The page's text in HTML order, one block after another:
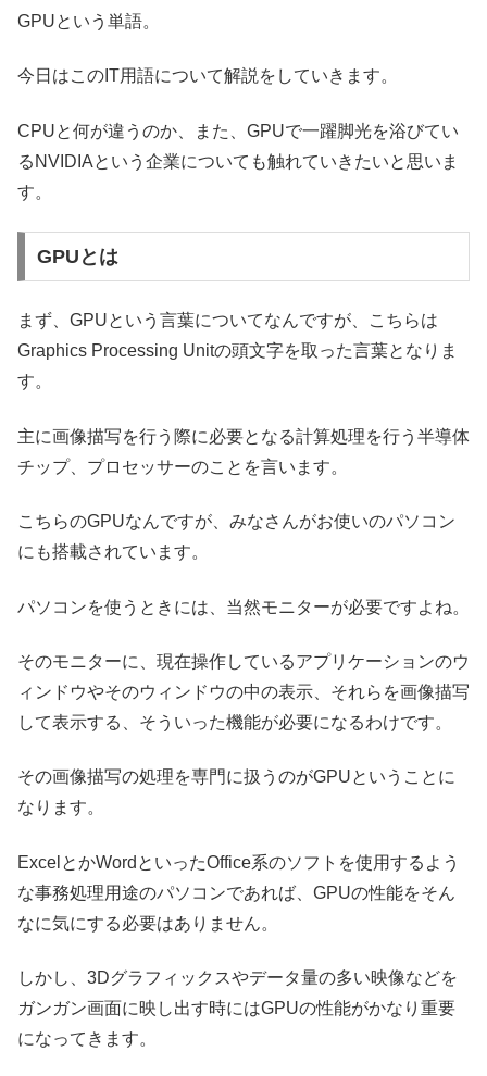
GPUという単語。
今日はこのIT用語について解説をしていきます。
CPUと何が違うのか、また、GPUで一躍脚光を浴びてい
るNVIDIAという企業についても触れていきたいと思いま
す。
GPUとは
まず、GPUという言葉についてなんですが、こちらは
Graphics Processing Unitの頭文字を取った言葉となりま
す。
主に画像描写を行う際に必要となる計算処理を行う半導体
チップ、プロセッサーのことを言います。
こちらのGPUなんですが、みなさんがお使いのパソコン
にも搭載されています。
パソコンを使うときには、当然モニターが必要ですよね。
そのモニターに、現在操作しているアプリケーションのウ
ィンドウやそのウィンドウの中の表示、それらを画像描写
して表示する、そういった機能が必要になるわけです。
その画像描写の処理を専門に扱うのがGPUということに
なります。
ExcelとかWordといったOffice系のソフトを使用するよう
な事務処理用途のパソコンであれば、GPUの性能をそん
なに気にする必要はありません。
しかし、3Dグラフィックスやデータ量の多い映像などを
ガンガン画面に映し出す時にはGPUの性能がかなり重要
になってきます。